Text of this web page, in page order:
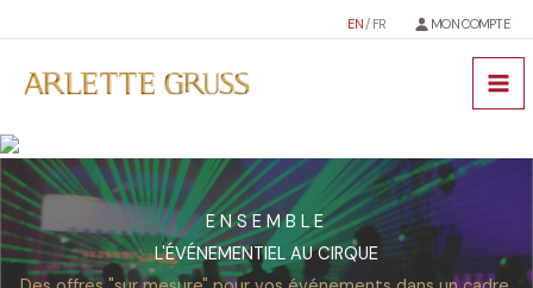
contenu
EN/ FR MON COMPTE
ENSEMBLE
L'ÉVÉNEMENTIEL AU CIRQUE